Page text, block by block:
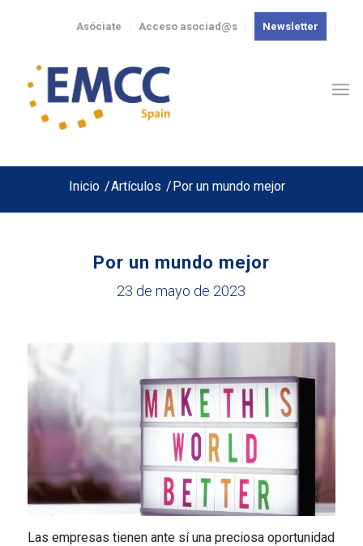
Newsletter
Acceso asociad@s
Asóciate
Inicio /Artículos /Por un mundo mejor
Por un mundo mejor
23 de mayo de 2023
Las empresas tienen ante sí una preciosa oportunidad